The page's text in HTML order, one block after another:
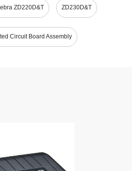
ZD220D&T ZD230D&T
Circuit Board Assembly